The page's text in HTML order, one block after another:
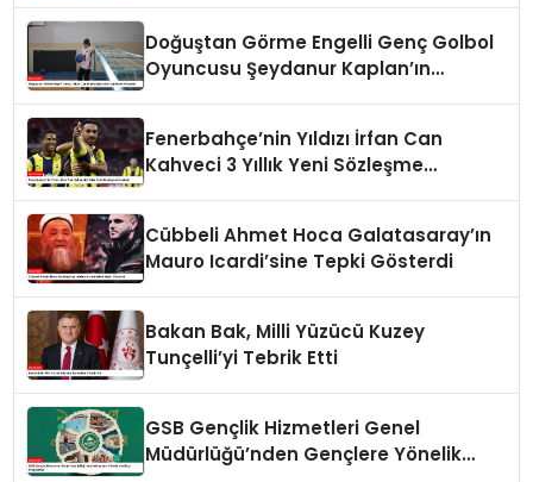
Doğuştan Görme Engelli Genç Golbol
Oyuncusu Şeydanur Kaplan’ın
Fenerbahçe’nin Yıldızı İrfan Can
Kahveci 3 Yıllık Yeni Sözleşme
Cübbeli Ahmet Hoca Galatasaray’ın
Mauro Icardi’sine Tepki Gösterdi
Bakan Bak, Milli Yüzücü Kuzey
Tunçelli’yi Tebrik Etti
GSB Gençlik Hizmetleri Genel
Müdürlüğü’nden Gençlere Yönelik